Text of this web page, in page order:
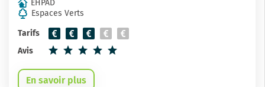
EHPAD
Espaces Verts
Tarifs
Avis
En savoir plus